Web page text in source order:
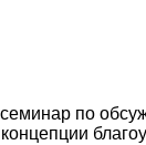
по